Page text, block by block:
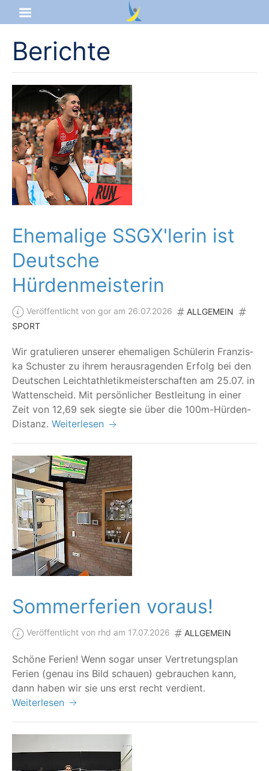
Startseite
Aktuelles
Das sind wir
Lernangebot
Service & Infos
Berichte
Ehemalige SSGX'lerin ist
Deutsche
Hürdenmeisterin
Veröffentlicht von gor am 26.07.2026
ALLGEMEIN
SPORT
Wir gra­tu­lie­ren unse­rer ehe­ma­li­gen Schü­le­rin Fran­zis­
ka Schus­ter zu ihrem her­aus­ra­gen­den Erfolg bei den
Deut­schen Leicht­ath­le­tik­meis­ter­schaf­ten am 25.07. in
Wat­ten­scheid. Mit per­sön­li­cher Best­lei­tung in einer
Zeit von 12,69 sek sieg­te sie über die 100m-Hürden-
Distanz. Weiterlesen
Sommerferien voraus!
Veröffentlicht von rhd am 17.07.2026 ALLGEMEIN
Schö­ne Feri­en! Wenn sogar unser Ver­tre­tungs­plan
Feri­en (genau ins Bild schau­en) gebrau­chen kann,
dann haben wir sie uns erst recht verdient.
Weiterlesen